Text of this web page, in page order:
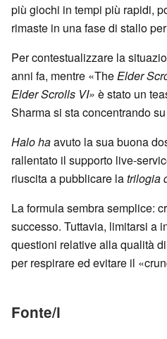
più giochi in tempi più rapidi,
rimaste in una fase di stallo
Per contestualizzare la
anni fa, mentre «TheElder
Elder Scrolls VI» è stato un
Sharma si sta concentrando su
Halo haavuto la sua buona
rallentato il supporto live-
riuscita a pubblicare latrilogia
La formula sembra semplice:
successo. Tuttavia, limitarsi a
questioni relative alla qualità
per respirare ed evitare il
Fonte/i